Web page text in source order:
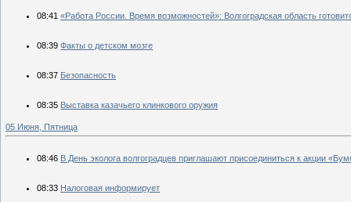
08:41 «Работа России. Время возможностей»: Волгоградская область
08:39 Факты о детском мозге
08:37 Безопасность
08:35 Выставка казачьего клинкового оружия
05 Июня, Пятница
08:46 В День эколога волгоградцев приглашают присоединиться к акции
08:33 Налоговая информирует